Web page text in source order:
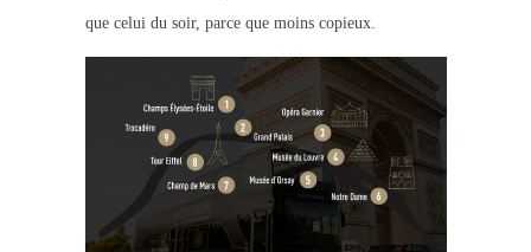
que celui du soir, parce que moins copieux.